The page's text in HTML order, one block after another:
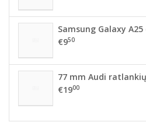
Samsung Galaxy
€950
77 mm Audi
€1900